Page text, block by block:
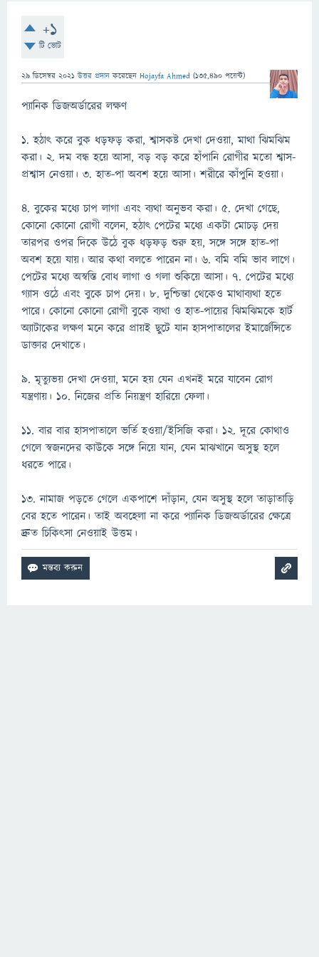
+1
টি ভোট
29 ডিসেম্বর 2021 উত্তর প্রদান করেছেন Hojayfa Ahmed (135,490 পয়েন্ট)
প্যানিক ডিজঅর্ডারের লক্ষণ
১. হঠাৎ করে বুক ধড়ফড় করা, শ্বাসকষ্ট দেখা দেওয়া, মাথা ঝিমঝিম
করা। ২. দম বন্ধ হয়ে আসা, বড় বড় করে হাঁপানি রোগীর মতো শ্বাস-
প্রশ্বাস নেওয়া। ৩. হাত-পা অবশ হয়ে আসা। শরীরে কাঁপুনি হওয়া।
৪. বুকের মধ্যে চাপ লাগা এবং ব্যথা অনুভব করা। ৫. দেখা গেছে,
কোনো কোনো রোগী বলেন, হঠাৎ পেটের মধ্যে একটা মোচড় দেয়
তারপর ওপর দিকে উঠে বুক ধড়ফড় শুরু হয়, সঙ্গে সঙ্গে হাত-পা
অবশ হয়ে যায়। আর কথা বলতে পারেন না। ৬. বমি বমি ভাব লাগে।
পেটের মধ্যে অস্বস্তি বোধ লাগা ও গলা শুকিয়ে আসা। ৭. পেটের মধ্যে
গ্যাস ওঠে এবং বুকে চাপ দেয়। ৮. দুশ্চিন্তা থেকেও মাথাব্যথা হতে
পারে। কোনো কোনো রোগী বুকে ব্যথা ও হাত-পায়ের ঝিমঝিমকে হার্ট
অ্যাটাকের লক্ষণ মনে করে প্রায়ই ছুটে যান হাসপাতালের ইমার্জেন্সিতে
ডাক্তার দেখাতে।
৯. মৃত্যুভয় দেখা দেওয়া, মনে হয় যেন এখনই মরে যাবেন রোগ
যন্ত্রণায়। ১০. নিজের প্রতি নিয়ন্ত্রণ হারিয়ে ফেলা।
১১. বার বার হাসপাতালে ভর্তি হওয়া/ইসিজি করা। ১২. দূরে কোথাও
গেলে স্বজনদের কাউকে সঙ্গে নিয়ে যান, যেন মাঝখানে অসুস্থ হলে
ধরতে পারে।
১৩. নামাজ পড়তে গেলে একপাশে দাঁড়ান, যেন অসুস্থ হলে তাড়াতাড়ি
বের হতে পারেন। তাই অবহেলা না করে প্যানিক ডিজঅর্ডারের ক্ষেত্রে
দ্রুত চিকিৎসা নেওয়াই উত্তম।